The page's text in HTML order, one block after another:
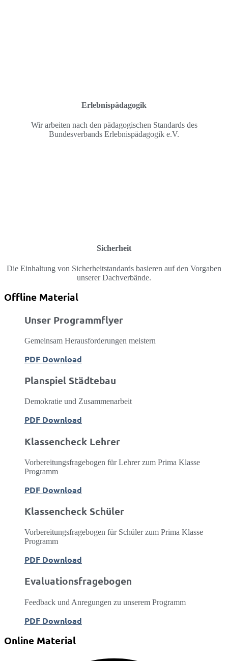
Erlebnispädagogik
Wir arbeiten nach den pädagogischen Standards des
Bundesverbands Erlebnispädagogik e.V.
Sicherheit
Die Einhaltung von Sicherheitstandards basieren auf den Vorgaben
unserer Dachverbände.
Offline Material
Unser Programmflyer
Gemeinsam Herausforderungen meistern
PDF Download
Planspiel Städtebau
Demokratie und Zusammenarbeit
PDF Download
Klassencheck Lehrer
Vorbereitungsfragebogen für Lehrer zum Prima Klasse
Programm
PDF Download
Klassencheck Schüler
Vorbereitungsfragebogen für Schüler zum Prima Klasse
Programm
PDF Download
Evaluationsfragebogen
Feedback und Anregungen zu unserem Programm
PDF Download
Online Material